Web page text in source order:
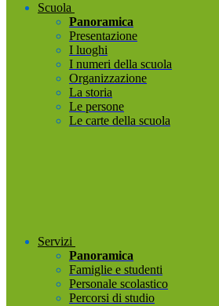
Scuola
Panoramica
Presentazione
I luoghi
I numeri della scuola
Organizzazione
La storia
Le persone
Le carte della scuola
Servizi
Panoramica
Famiglie e studenti
Personale scolastico
Percorsi di studio